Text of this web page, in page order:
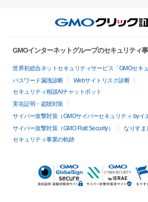
GMOインターネットグループのセキュリティ
世界初総合ネットセキュリティサービス「GMOセキュ
パスワード漏洩診断
Webサイトリスク診断
セキュリティ相談AIチャットボット
実在証明・盗聴対策
サイバー攻撃対策（GMOサイバーセキュリティ byイ
サイバー攻撃対策（GMO Flatt Security）
なりすま
セキュリティ事業の軌跡